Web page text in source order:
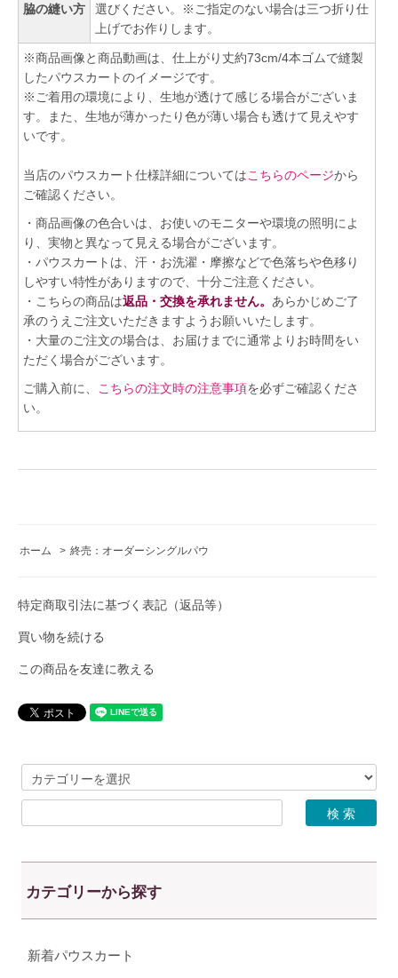
脇の縫い方
選びください。※ご指定のない場合は三つ折り仕
上げでお作りします。
※商品画像と商品動画は、仕上がり丈約73cm/4本ゴムで縫製
したパウスカートのイメージです。
※ご着用の環境により、生地が透けて感じる場合がございま
す。また、生地が薄かったり色が薄い場合も透けて見えやす
いです。
当店のパウスカート仕様詳細についてはこちらのページから
ご確認ください。
・商品画像の色合いは、お使いのモニターや環境の照明によ
り、実物と異なって見える場合がございます。
・パウスカートは、汗・お洗濯・摩擦などで色落ちや色移り
しやすい特性がありますので、十分ご注意ください。
・こちらの商品は返品・交換を承れません。 あらかじめご了
承のうえご注文いただきますようお願いいたします。
・大量のご注文の場合は、お届けまでに通常よりお時間をい
ただく場合がございます。
ご購入前に、
こちらの注文時の注意事項を必ずご確認くださ
い。
ホーム > 終売：オーダーシングルパウ
特定商取引法に基づく表記（返品等）
買い物を続ける
この商品を友達に教える
カテゴリーから探す
新着パウスカート